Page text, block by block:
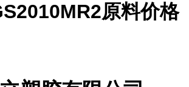
原料价格